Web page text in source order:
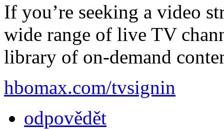
If you’re seeking a video
wide range of live TV
library of on-demand
hbomax.com/tvsignin
odpovědět